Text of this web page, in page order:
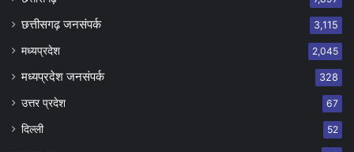
छत्तीसगढ़ जनसंपर्क 3,115
मध्यप्रदेश 2,045
मध्यप्रदेश जनसंपर्क 328
उत्तर प्रदेश 67
दिल्ली 52